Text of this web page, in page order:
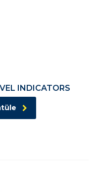
INDICATORS